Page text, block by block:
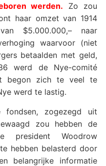
werden. Zo zou
haar omzet van 1914
$5.000.000,– naar
waarvoor (niet
betaalden met geld,
werd de Nye-comité
begon zich te veel te
werd te lastig.
fondsen, zogezegd uit
zou hebben de
president Woodrow
hebben belasterd door
belangrijke informatie